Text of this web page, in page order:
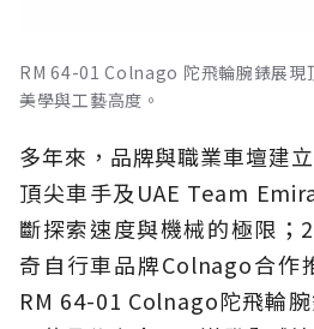
RM 64-01 Colnago 陀飛輪腕錶展現
美學與工藝高度。
多年來，品牌與職業車壇建
頂尖車手及UAE Team
斷探索速度與機械的極限；
奇自行車品牌Colnago合作
RM 64-01 Colnago陀飛輪